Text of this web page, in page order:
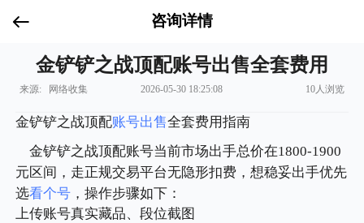
咨询详情
金铲铲之战顶配账号出售全套费用
来源: 网络收集 2026-05-30 18:25:08 10人浏览
金铲铲之战顶配账号出售全套费用指南
金铲铲之战顶配账号当前市场出手总价在1800-1900
元区间，走正规交易平台无隐形扣费，想稳妥出手优先
选看个号 ，操作步骤如下：
上传账号真实藏品、段位截图